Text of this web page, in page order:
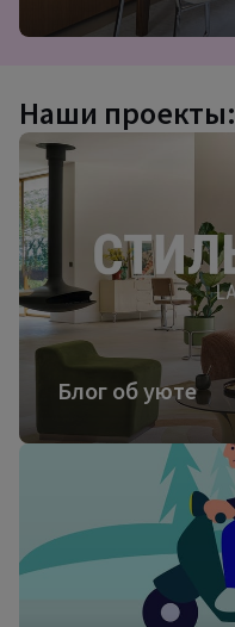
Наши проекты:
Блог об уюте
Блог
уюте
Посмотреть